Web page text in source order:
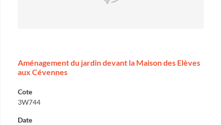
Aménagement du jardin devant la Maison des Elèves
aux Cévennes
Cote
3W744
Date